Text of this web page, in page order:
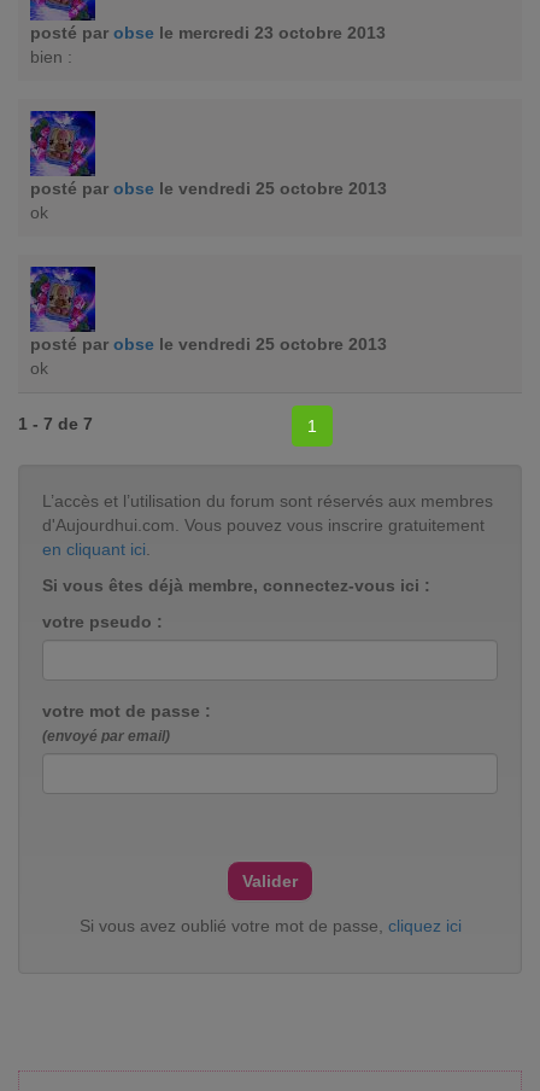
posté par obse le mercredi 23 octobre 2013
bien :
posté par obse le vendredi 25 octobre 2013
ok
posté par obse le vendredi 25 octobre 2013
ok
1 - 7 de 7 1
L’accès et l’utilisation du forum sont réservés aux membres
d'Aujourdhui.com. Vous pouvez vous inscrire gratuitement
en cliquant ici.
Si vous êtes déjà membre, connectez-vous ici :
votre pseudo :
votre mot de passe :
(envoyé par email)
Si vous avez oublié votre mot de passe, cliquez ici